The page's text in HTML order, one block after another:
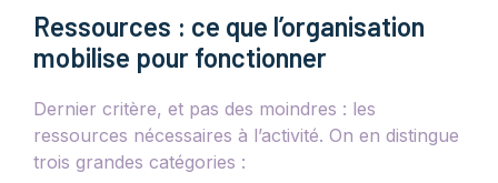
Ressources : ce que l’organisation
mobilise pour fonctionner
Dernier critère, et pas des moindres : les
ressources nécessaires à l’activité. On en distingue
trois grandes catégories :